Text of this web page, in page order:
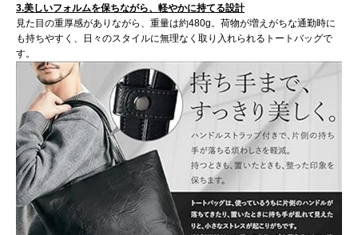
3.美しいフォルムを保ちながら、軽やかに持てる設計
見た目の重厚感がありながら、重量は約480g。荷物が増えがちな通勤時に
も持ちやすく、日々のスタイルに無理なく取り入れられるトートバッグで
す。